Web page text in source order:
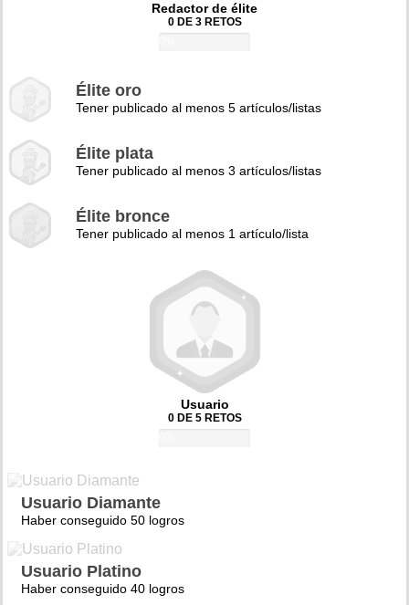
Redactor de élite
0 DE 3 RETOS
Élite oro
Tener publicado al menos 5 artículos/listas
Élite plata
Tener publicado al menos 3 artículos/listas
Élite bronce
Tener publicado al menos 1 artículo/lista
Usuario
0 DE 5 RETOS
Usuario Diamante
Haber conseguido 50 logros
Usuario Platino
Haber conseguido 40 logros